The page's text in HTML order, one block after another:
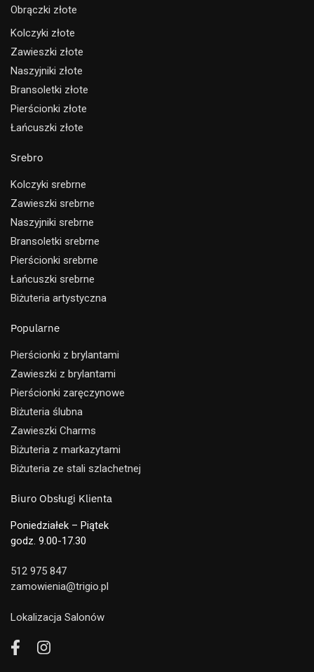
Obrączki złote
Kolczyki złote
Zawieszki złote
Naszyjniki złote
Bransoletki złote
Pierścionki złote
Łańcuszki złote
Srebro
Kolczyki srebrne
Zawieszki srebrne
Naszyjniki srebrne
Bransoletki srebrne
Pierścionki srebrne
Łańcuszki srebrne
Biżuteria artystyczna
Popularne
Pierścionki z brylantami
Zawieszki z brylantami
Pierścionki zaręczynowe
Biżuteria ślubna
Zawieszki Charms
Biżuteria z markazytami
Biżuteria ze stali szlachetnej
Biuro Obsługi Klienta
Poniedziałek – Piątek
godz. 9.00-17.30
512 975 847
zamowienia@trigio.pl
Lokalizacja Salonów